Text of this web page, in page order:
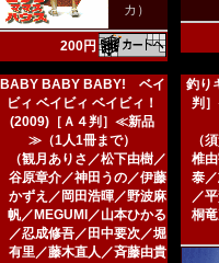
カ）
200円
BABY BABY BABY! ベイ
ビィ ベイビィ ベイビィ！
(2009)［Ａ４判］≪新品
≫（1人1冊まで）
（観月ありさ／松下由樹／
谷原章介／神田うの／伊藤
かずえ／岡田浩暉／野波麻
帆／MEGUMI／山本ひかる
／忍成修吾／田中要次／堀
有里／藤木直人／斉藤由貴
釣り
判
（
椎
泰
／
桐